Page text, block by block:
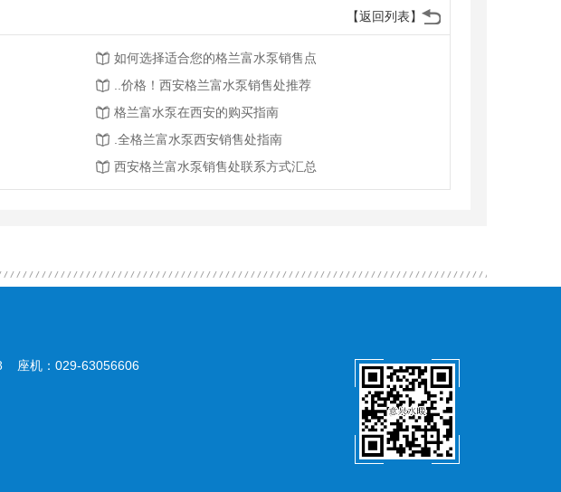
【返回列表】
如何选择适合您的格兰富水泵销售点
..价格！西安格兰富水泵销售处推荐
格兰富水泵在西安的购买指南
.全格兰富水泵西安销售处指南
西安格兰富水泵销售处联系方式汇总
座机：029-63056606